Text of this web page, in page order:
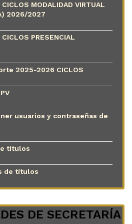
MODALIDAD VIRTUAL
2026/2027
PRESENCIAL
2025-2026 CICLOS
usuarios y contraseñas de
títulos
de títulos
DE SECRETARÍA